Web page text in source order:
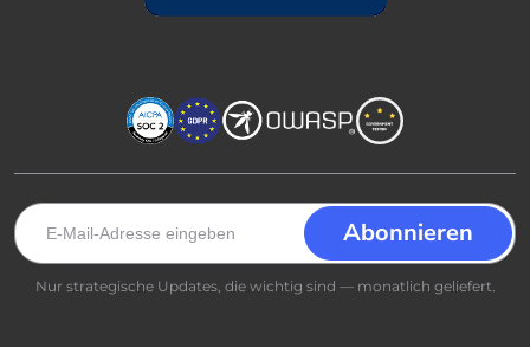
Nur strategische Updates, die wichtig sind — monatlich geliefert.